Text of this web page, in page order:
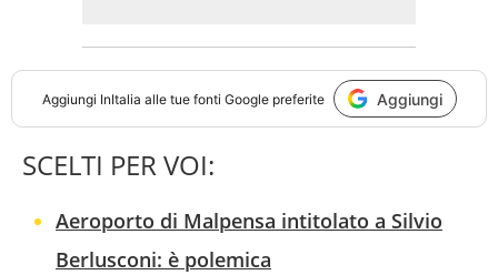
Aggiungi InItalia alle tue fonti Google preferite Aggiungi
SCELTI PER VOI:
Aeroporto di Malpensa intitolato a Silvio
Berlusconi: è polemica